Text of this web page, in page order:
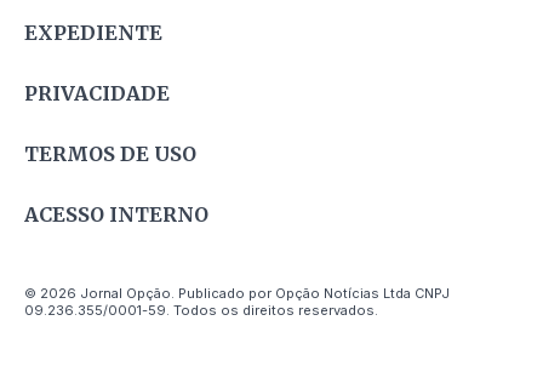
EXPEDIENTE
PRIVACIDADE
TERMOS DE USO
ACESSO INTERNO
© 2026 Jornal Opção. Publicado por Opção Notícias Ltda CNPJ
09.236.355/0001-59. Todos os direitos reservados.